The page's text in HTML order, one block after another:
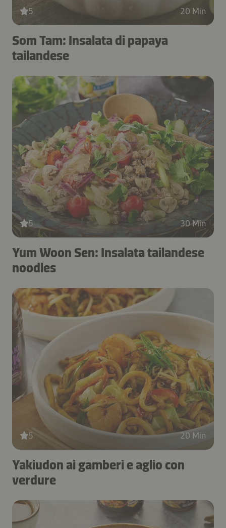
5 20 Min
Som Tam: Insalata di papaya
tailandese
5 30 Min
Yum Woon Sen: Insalata tailandese
noodles
5 20 Min
Yakiudon ai gamberi e aglio con
verdure